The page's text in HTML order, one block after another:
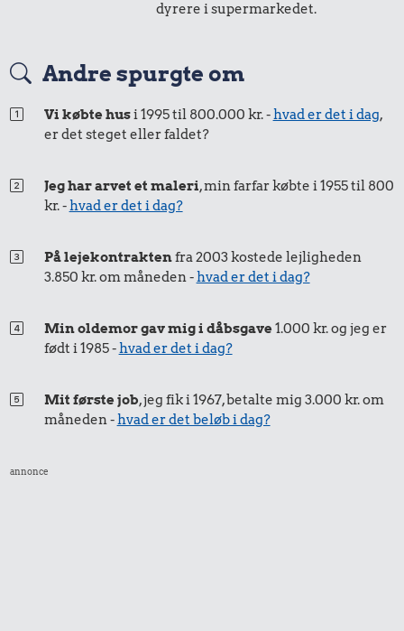
i 2012
dyrere i supermarkedet.
Andre spurgte om
Vi købte husi 1995 til 800.000 kr. -hvad er det i dag,
er det steget eller faldet?
Jeg har arvet et maleri, min farfar købte i 1955 til 800
kr. -hvad er det i dag?
På lejekontraktenfra 2003 kostede lejligheden
3.850 kr. om måneden -hvad er det i dag?
Min oldemor gav mig i dåbsgave1.000 kr. og jeg er
født i 1985 -hvad er det i dag?
Mit første job, jeg fik i 1967, betalte mig 3.000 kr. om
måneden -hvad er det beløb i dag?
annonce